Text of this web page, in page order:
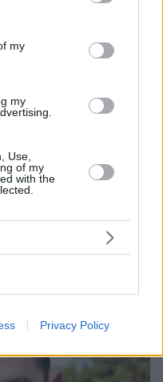
its third-party tags to
in below Google
my
my
Use,
of my
with the
Privacy Policy
νεκρή μητέρα στα
τη φίλη της και
βοήθεια